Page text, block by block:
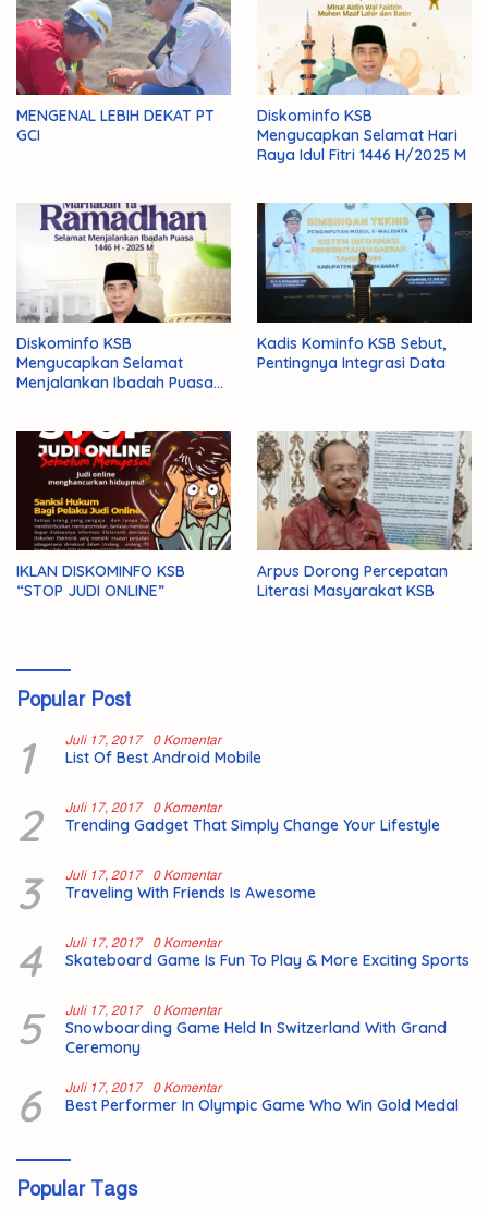
MENGENAL LEBIH DEKAT PT
GCI
Diskominfo KSB
Mengucapkan Selamat Hari
Raya Idul Fitri 1446 H/2025 M
Diskominfo KSB
Mengucapkan Selamat
Menjalankan Ibadah Puasa
Kadis Kominfo KSB Sebut,
Pentingnya Integrasi Data
IKLAN DISKOMINFO KSB
“STOP JUDI ONLINE”
Arpus Dorong Percepatan
Literasi Masyarakat KSB
Popular Post
1 Juli 17, 2017 0 Komentar
List Of Best Android Mobile
2 Juli 17, 2017 0 Komentar
Trending Gadget That Simply Change Your Lifestyle
3 Juli 17, 2017 0 Komentar
Traveling With Friends Is Awesome
4 Juli 17, 2017 0 Komentar
Skateboard Game Is Fun To Play & More Exciting Sports
5 Juli 17, 2017 0 Komentar
Snowboarding Game Held In Switzerland With Grand
Ceremony
6 Juli 17, 2017 0 Komentar
Best Performer In Olympic Game Who Win Gold Medal
Popular Tags